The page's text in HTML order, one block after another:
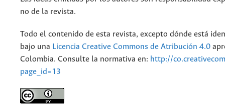
no de la revista.
Todo el contenido de esta revista, excepto dónde está
bajo una Licencia Creative Commons de Atribución 4.0
Colombia. Consulte la normativa en: http://
page_id=13